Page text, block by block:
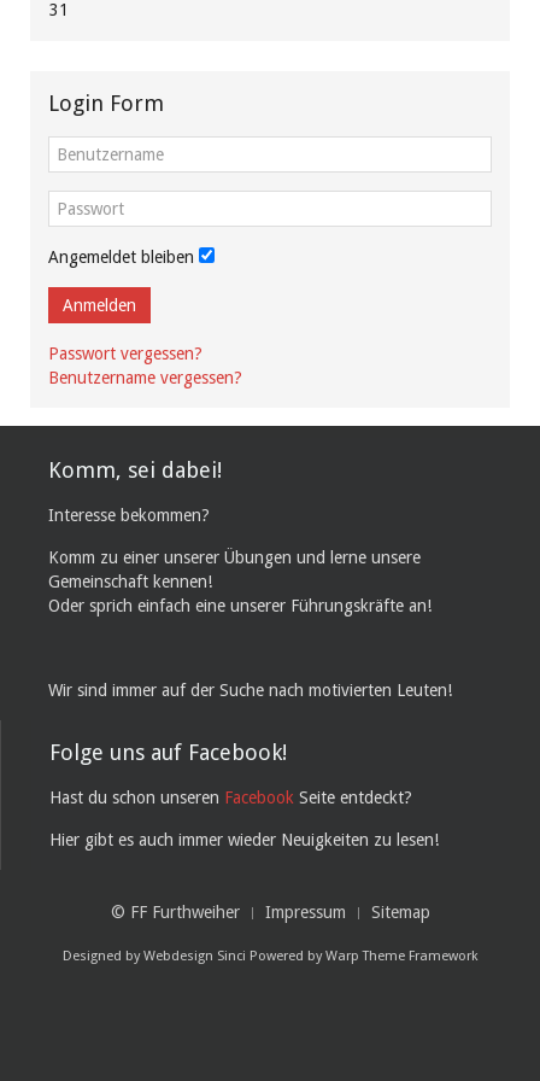
31
Login Form
Angemeldet bleiben
Anmelden
Passwort vergessen?
Benutzername vergessen?
Komm, sei dabei!
Interesse bekommen?
Komm zu einer unserer Übungen und lerne unsere
Gemeinschaft kennen!
Oder sprich einfach eine unserer Führungskräfte an!
Wir sind immer auf der Suche nach motivierten Leuten!
Folge uns auf Facebook!
Hast du schon unseren Facebook Seite entdeckt?
Hier gibt es auch immer wieder Neuigkeiten zu lesen!
© FF Furthweiher Impressum Sitemap
Designed byWebdesign Sinci Powered byWarp Theme Framework